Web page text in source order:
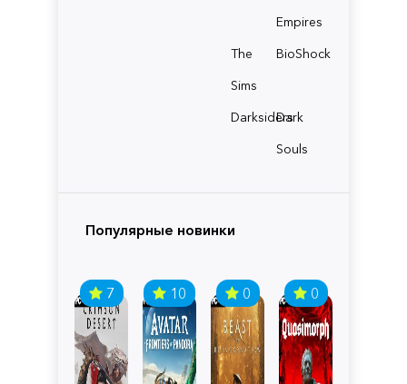
Empires
The
Sims
BioShock
Darksiders
Dark
Souls
Популярные новинки
7 10 0 0